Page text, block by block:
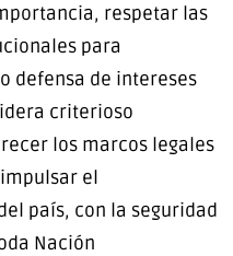
respetar las
para
defensa de intereses
criterioso
los marcos legales
el
país, con la seguridad
Nación